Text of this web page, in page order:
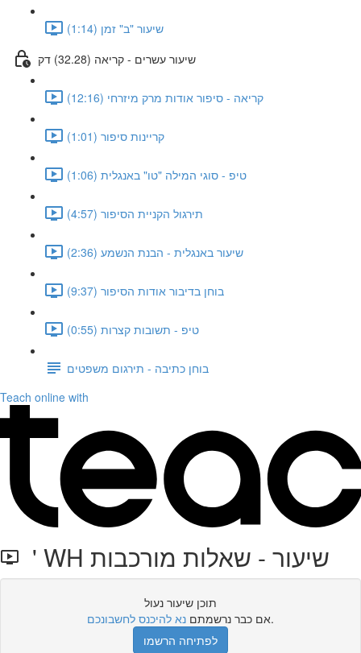
שיעור "ב" זמן (1:14)
שיעור עשרים - קריאה (32.28) דק
קריאה - סיפור אודות מרק מיזרחי (12:16)
קריינות סיפור (1:01)
טיפ - סוגי המילה "טו" באנגלית (1:06)
תירגול הקניית הסיפור (4:57)
שיעור באנגלית - הבנת הנשמע (2:36)
בוחן בדיבור אודות הסיפור (9:37)
טיפ - תשובות קצרות (0:55)
בוחן כתיבה - תירגום משפטים
Teach online with
' WH שיעור - שאלות מורכבות
תוכן שיעור נעול
אם כבר נרשמתם נא להיכנס לחשבונכם
.
לפתיחה הרשמו